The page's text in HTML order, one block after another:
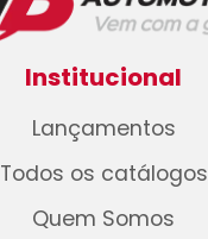
Institucional
Lançamentos
Todos os catálogos
Quem Somos